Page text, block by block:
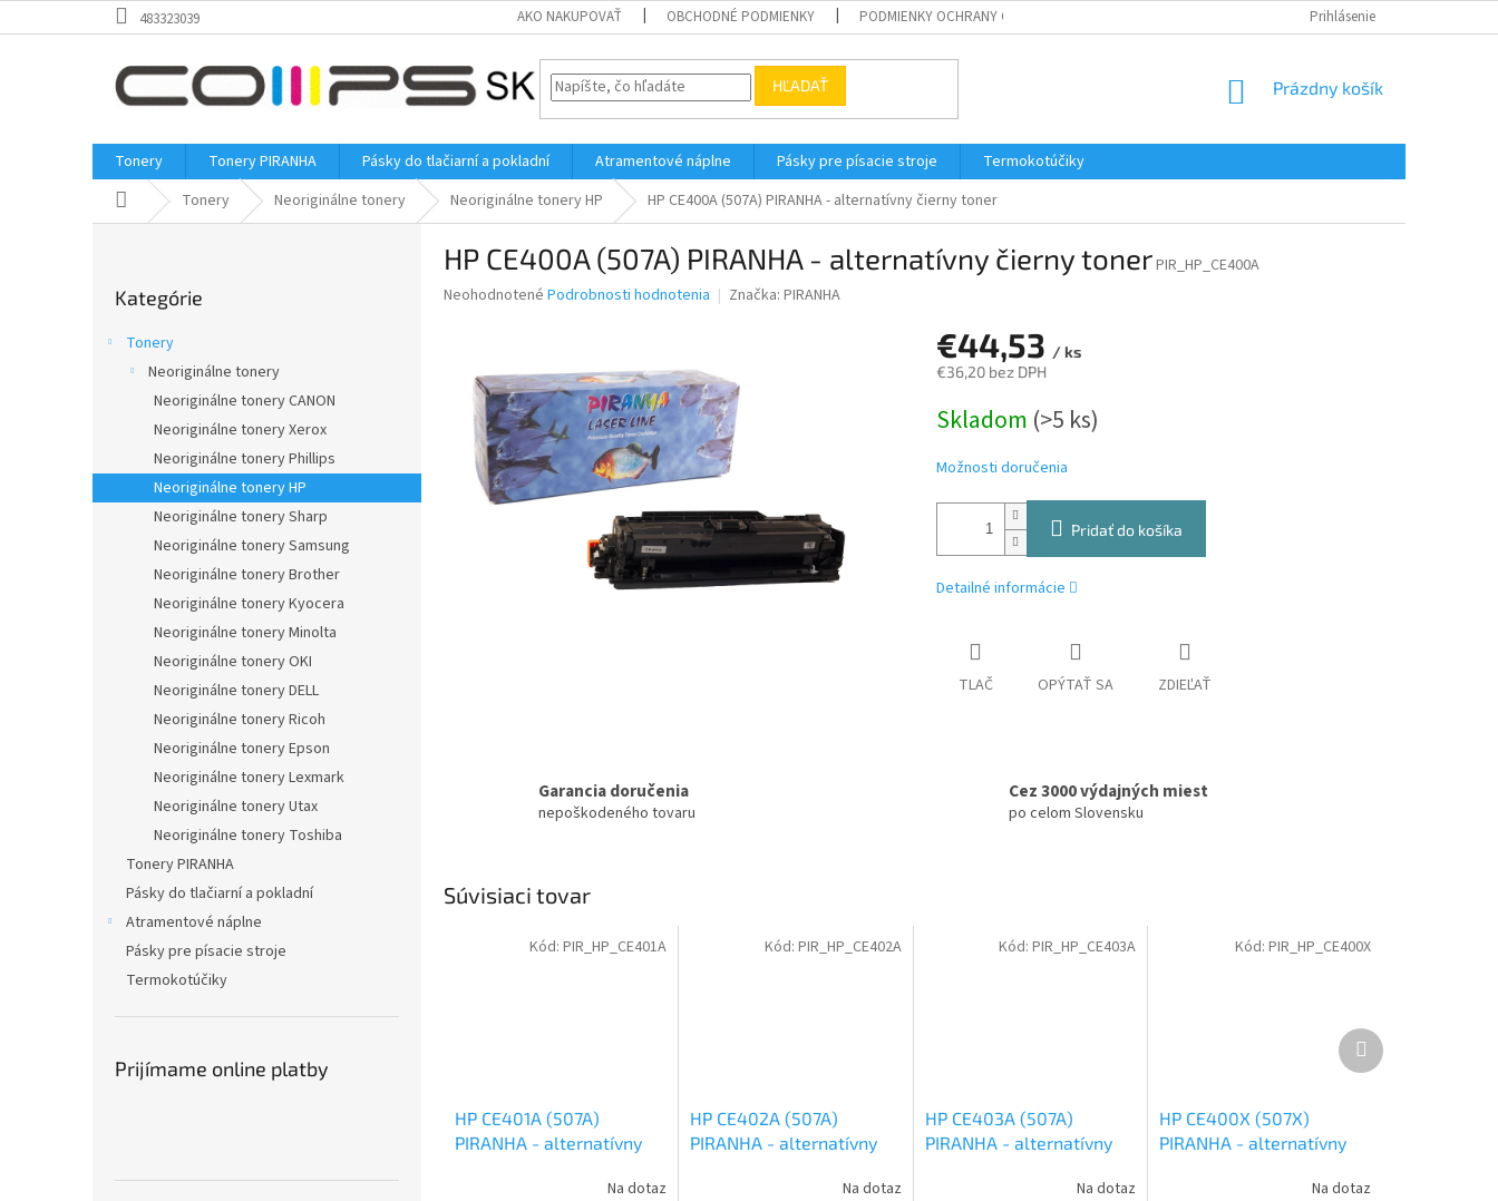
na
483323039 AKO NAKUPOVAŤ OBCHODNÉ PODMIENKY PODMIENKY OCHRANY OSOBNÝCH ÚDAJOV KONTAKTY
Prihlásenie
HĽADAŤ
NÁKUPNÝ
Prázdny košík
Tonery Tonery PIRANHA Pásky do tlačiarní a pokladní Atramentové náplne Pásky pre písacie stroje
Termokotúčiky
Domov Tonery Neoriginálne tonery Neoriginálne tonery HP HP CE400A (507A) PIRANHA - alternatívny čierny toner
kategórie
Kategórie
Tonery
Neoriginálne tonery
Neoriginálne tonery CANON
Neoriginálne tonery Xerox
Neoriginálne tonery Phillips
Neoriginálne tonery HP
Neoriginálne tonery Sharp
Neoriginálne tonery Samsung
Neoriginálne tonery Brother
Neoriginálne tonery Kyocera
Neoriginálne tonery Minolta
Neoriginálne tonery OKI
Neoriginálne tonery DELL
Neoriginálne tonery Ricoh
Neoriginálne tonery Epson
Neoriginálne tonery Lexmark
Neoriginálne tonery Utax
Neoriginálne tonery Toshiba
Tonery PIRANHA
Pásky do tlačiarní a pokladní
Atramentové náplne
Pásky pre písacie stroje
Termokotúčiky
Prijímame online platby
HP CE400A (507A) PIRANHA - alternatívny čierny tonerPIR_HP_CE400A
Priemerné
hviezdičiek.
Neohodnotené Podrobnosti hodnotenia Značka: PIRANHA
€44,53 / ks
€36,20 bez DPH
cena:
Skladom (>5 ks)
Možnosti doručenia
Pridať do košíka
Detailné informácie
TLAČ OPÝTAŤ SA ZDIEĽAŤ
Garancia doručenia
nepoškodeného tovaru
Cez 3000 výdajných miest
po celom Slovensku
Súvisiaci tovar
HP CE401A (507A)
PIRANHA - alternatívny
Na dotaz
Kód: PIR_HP_CE401A
HP CE402A (507A)
PIRANHA - alternatívny
Na dotaz
Kód: PIR_HP_CE402A
HP CE403A (507A)
PIRANHA - alternatívny
Na dotaz
Kód:PIR_HP_CE403A
HP CE400X (507X)
PIRANHA - alternatívny
Na dotaz
Kód: PIR_HP_CE400X
Ďalší
produkt